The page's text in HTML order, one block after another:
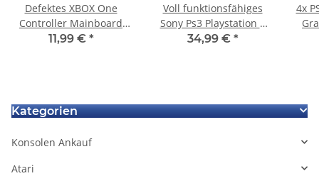
Defektes XBOX One
Controller Mainboard
Model 1914
11,99 € *
Voll funktionsfähiges
Sony Ps3 Playstation 3
Slim CECH 2504A34,99 € *
4x
Kategorien
Konsolen Ankauf
Atari